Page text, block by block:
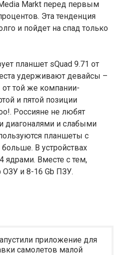
Markt перед первым
Эта тенденция
и пойдет на спад только
планшет sQuad 9.71 от
удерживают девайсы –
от той же компании-
и пятой позиции
Россияне не любят
диагоналями и слабыми
планшеты с
В устройствах
ядрами. Вместе с тем,
ОЗУ и 8-16 Gb ПЗУ.
приложение для
самолетов малой